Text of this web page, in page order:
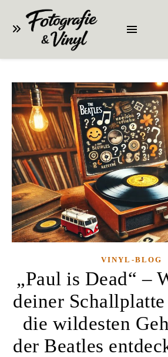
VINYL-BLOG
„Paul is Dead“ –
deiner
die wildesten
der Beatles